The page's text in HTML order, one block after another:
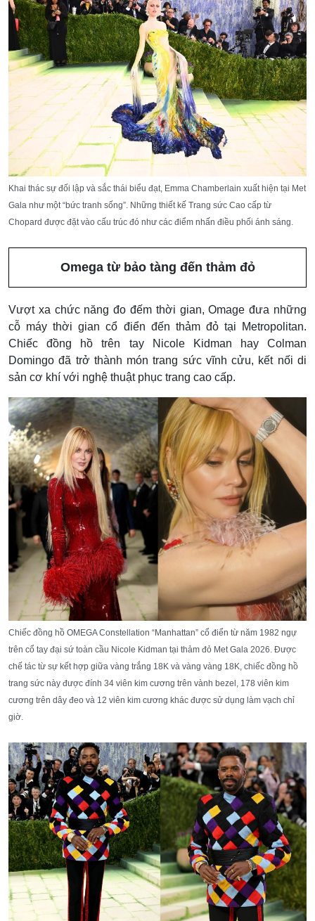
Khai thác sự đối lập và sắc thái biểu đạt, Emma Chamberlain xuất hiện tại Met
Gala như một “bức tranh sống”. Những thiết kế Trang sức Cao cấp từ
Chopard được đặt vào cấu trúc đó như các điểm nhấn điều phối ánh sáng.
Omega từ bảo tàng đến thảm đỏ
Vượt xa chức năng đo đếm thời gian, Omage đưa những
cỗ máy thời gian cổ điển đến thảm đỏ tại Metropolitan.
Chiếc đồng hồ trên tay Nicole Kidman hay Colman
Domingo đã trở thành món trang sức vĩnh cửu, kết nối di
sản cơ khí với nghệ thuật phục trang cao cấp.
Chiếc đồng hồ OMEGA Constellation “Manhattan” cổ điển từ năm 1982 ngự
trên cổ tay đại sứ toàn cầu Nicole Kidman tại thảm đỏ Met Gala 2026. Được
chế tác từ sự kết hợp giữa vàng trắng 18K và vàng vàng 18K, chiếc đồng hồ
trang sức này được đính 34 viên kim cương trên vành bezel, 178 viên kim
cương trên dây đeo và 12 viên kim cương khác được sử dụng làm vạch chỉ
giờ.